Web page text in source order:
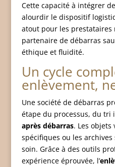
Cette capacité à intégrer
alourdir le dispositif
atout pour les prestataires
partenaire de débarras
éthique et fluidité.
Un cycle
enlèvement,
Une société de débarras
étape du processus, du tri
après débarras. Les objets
spécifiques ou les
soin. Grâce à des outils
expérience éprouvée, l’